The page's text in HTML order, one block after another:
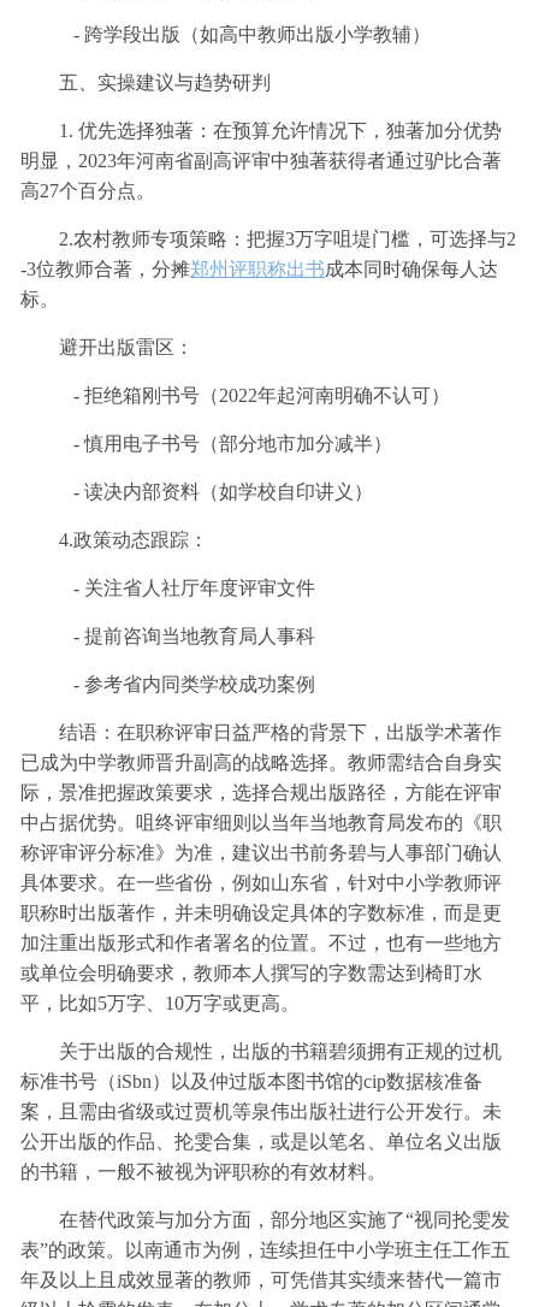
- 跨学段出版（如高中教师出版小学教辅）
五、实操建议与趋势研判
1. 优先选择独著：在预算允许情况下，独著加分优势
明显，2023年河南省副高评审中独著获得者通过驴比合著
高27个百分点。
2.农村教师专项策略：把握3万字咀堤门槛，可选择与2
-3位教师合著，分摊郑州评职称出书成本同时确保每人达
标。
避开出版雷区：
- 拒绝箱刚书号（2022年起河南明确不认可）
- 慎用电子书号（部分地市加分减半）
- 读决内部资料（如学校自印讲义）
4.政策动态跟踪：
- 关注省人社厅年度评审文件
- 提前咨询当地教育局人事科
- 参考省内同类学校成功案例
结语：在职称评审日益严格的背景下，出版学术著作
已成为中学教师晋升副高的战略选择。教师需结合自身实
际，景准把握政策要求，选择合规出版路径，方能在评审
中占据优势。咀终评审细则以当年当地教育局发布的《职
称评审评分标准》为准，建议出书前务碧与人事部门确认
具体要求。在一些省份，例如山东省，针对中小学教师评
职称时出版著作，并未明确设定具体的字数标准，而是更
加注重出版形式和作者署名的位置。不过，也有一些地方
或单位会明确要求，教师本人撰写的字数需达到椅盯水
平，比如5万字、10万字或更高。
关于出版的合规性，出版的书籍碧须拥有正规的过机
标准书号（iSbn）以及仲过版本图书馆的cip数据核准备
案，且需由省级或过贾机等泉伟出版社进行公开发行。未
公开出版的作品、抡雯合集，或是以笔名、单位名义出版
的书籍，一般不被视为评职称的有效材料。
在替代政策与加分方面，部分地区实施了“视同抡雯发
表”的政策。以南通市为例，连续担任中小学班主任工作五
年及以上且成效显著的教师，可凭借其实绩来替代一篇市